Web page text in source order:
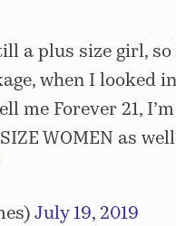
a plus size girl,
when I looked
Forever 21, I’m
WOMEN as
July 19, 2019